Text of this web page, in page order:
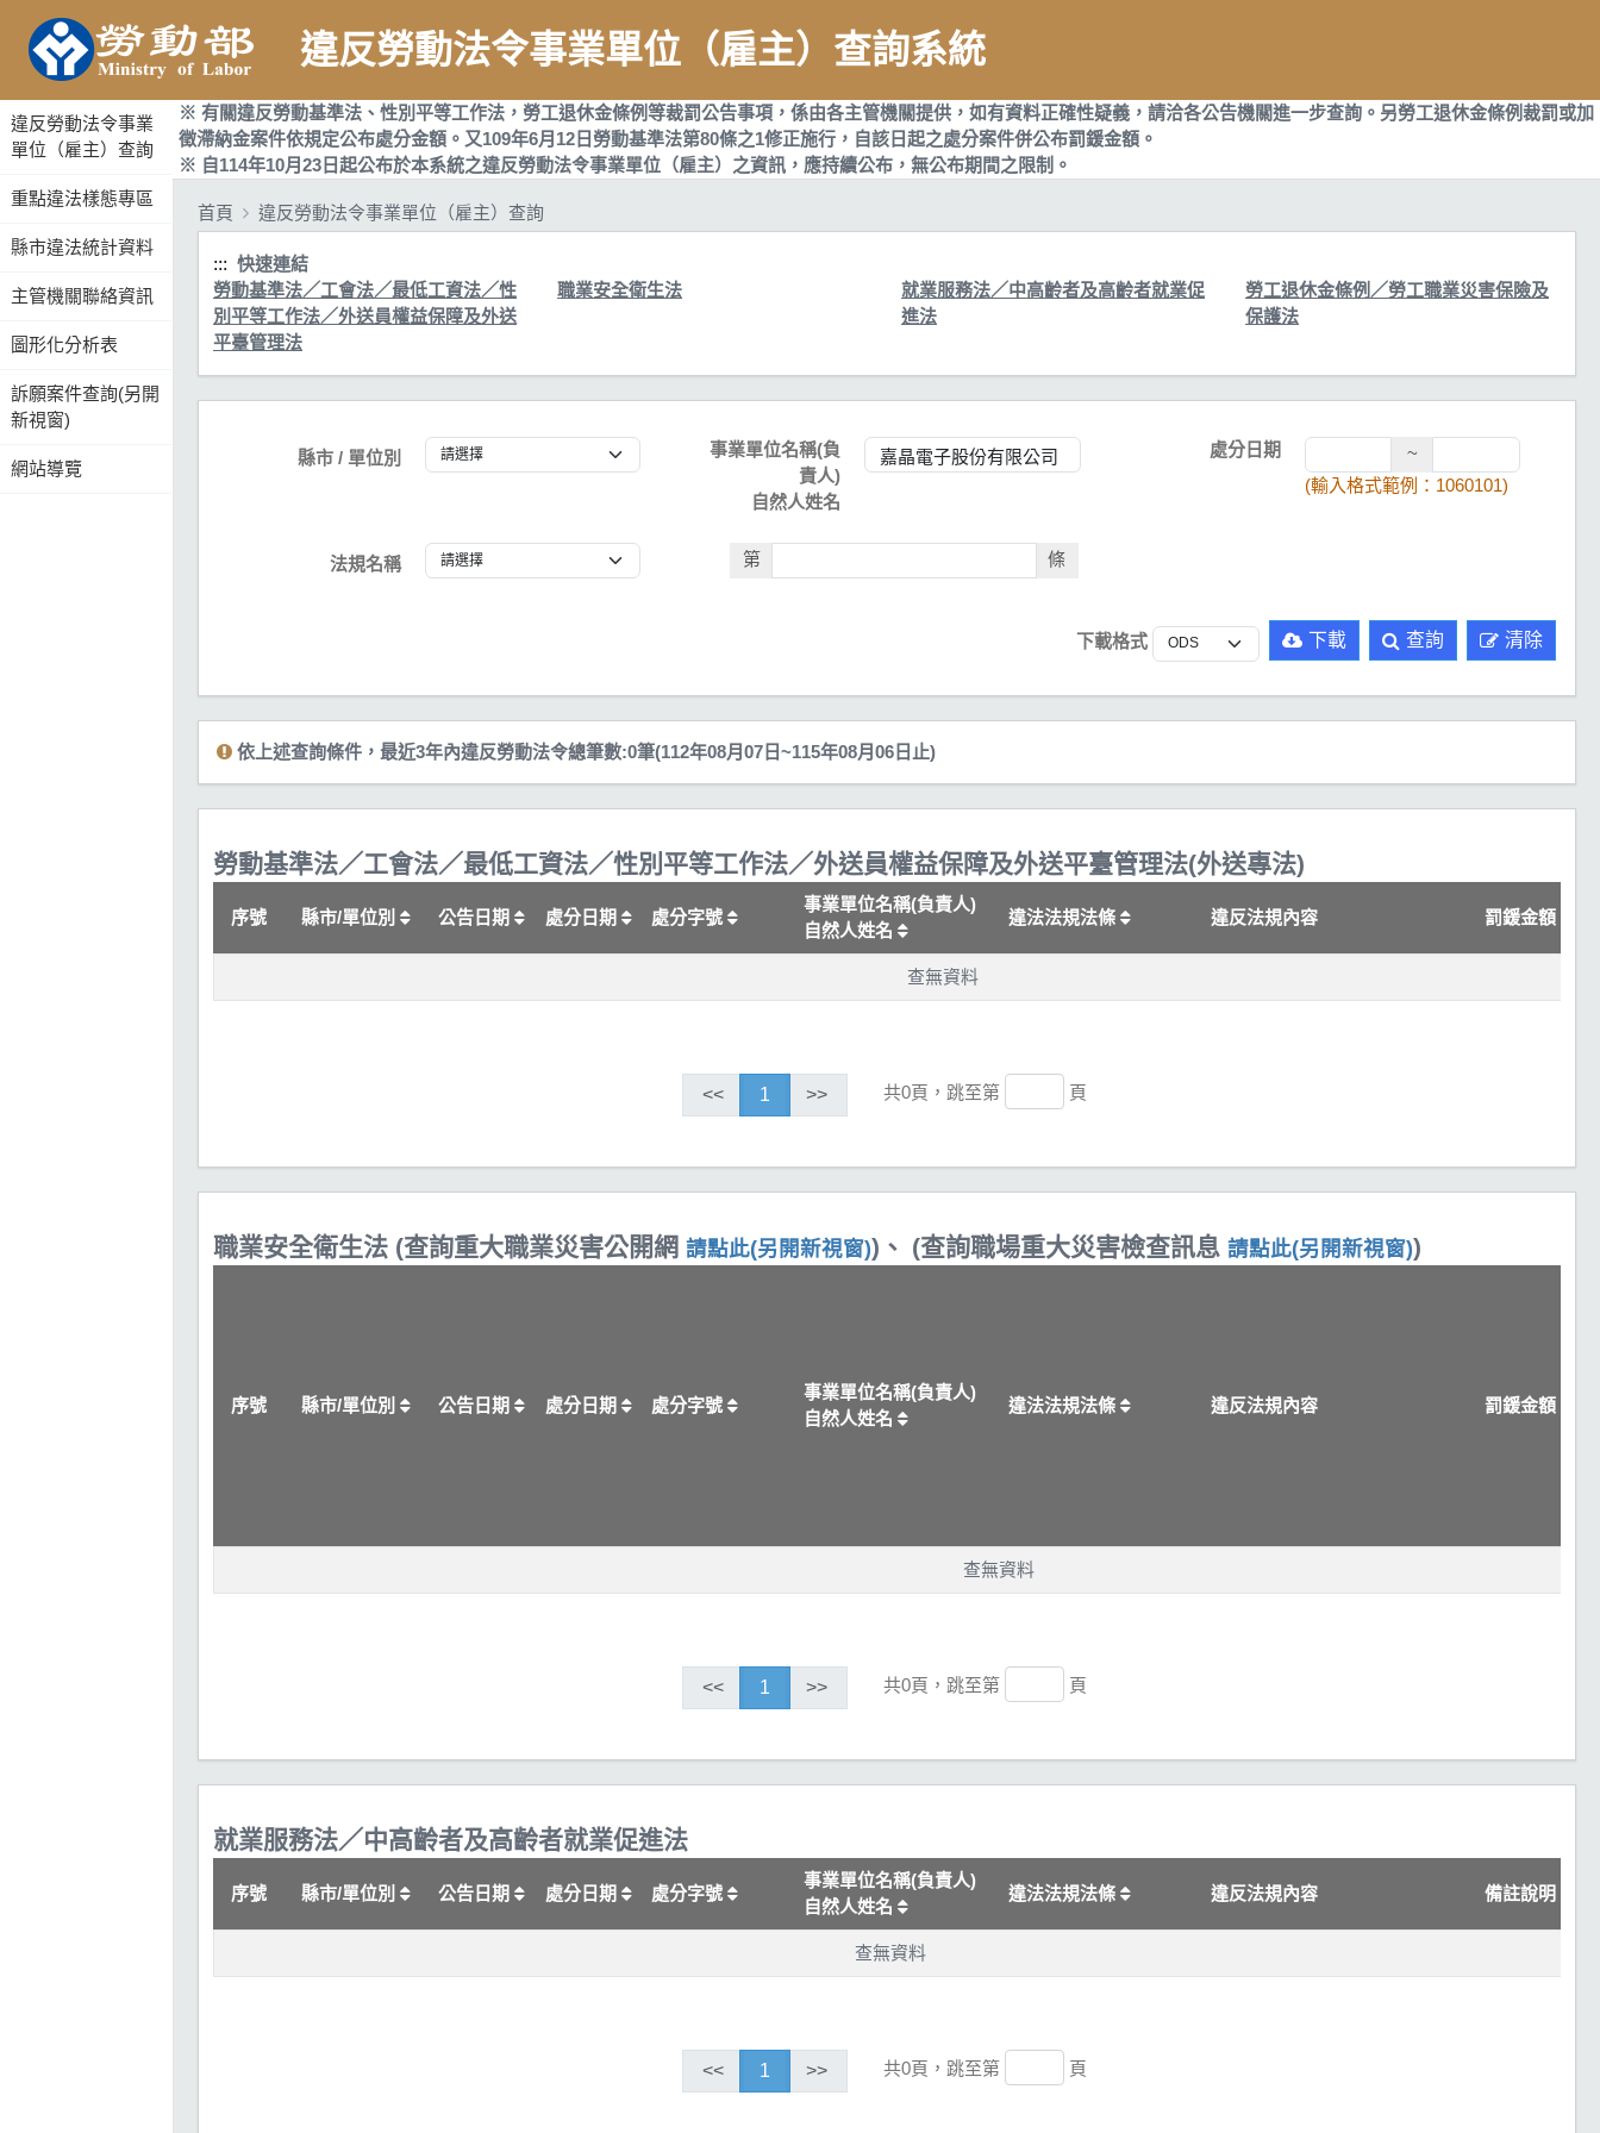
違反勞動法令事業單位（雇主）查詢系統
違反勞動法令事業
單位（雇主）查詢
重點違法樣態專區
縣市違法統計資料
主管機關聯絡資訊
圖形化分析表
訴願案件查詢(另開
新視窗)
網站導覽
※ 有關違反勞動基準法、性別平等工作法，勞工退休金條例等裁罰公告事項，係由各主管機關提供，如有資料正確性疑義，請洽各公告機關進一步查詢。另勞工退休金條例裁罰或加
徵滯納金案件依規定公布處分金額。又109年6月12日勞動基準法第80條之1修正施行，自該日起之處分案件併公布罰鍰金額。
※ 自114年10月23日起公布於本系統之違反勞動法令事業單位（雇主）之資訊，應持續公布，無公布期間之限制。
首頁 違反勞動法令事業單位（雇主）查詢
::: 快速連結
勞動基準法／工會法／最低工資法／性
別平等工作法／外送員權益保障及外送
平臺管理法
職業安全衛生法
就業服務法／中高齡者及高齡者就業促
進法
勞工退休金條例／勞工職業災害保險及
保護法
縣市 / 單位別
事業單位名稱(負
責人)
自然人姓名
處分日期
~
(輸入格式範例：1060101)
法規名稱 第 條
下載格式 下載 查詢 清除
依上述查詢條件，最近3年內違反勞動法令總筆數:0筆(112年08月07日~115年08月06日止)
勞動基準法／工會法／最低工資法／性別平等工作法／外送員權益保障及外送平臺管理法(外送專法)
序號 縣市/單位別 公告日期 處分日期 處分字號
事業單位名稱(負責人)
自然人姓名
違法法規法條 違反法規內容 罰鍰金額
查無資料
<< 1 >> 共0頁，跳至第 頁
職業安全衛生法 (查詢重大職業災害公開網 請點此(另開新視窗))、 (查詢職場重大災害檢查訊息 請點此(另開新視窗))
序號 縣市/單位別 公告日期 處分日期 處分字號
事業單位名稱(負責人)
自然人姓名
違法法規法條 違反法規內容 罰鍰金額
查無資料
<< 1 >> 共0頁，跳至第 頁
就業服務法／中高齡者及高齡者就業促進法
序號 縣市/單位別 公告日期 處分日期 處分字號
事業單位名稱(負責人)
自然人姓名
違法法規法條 違反法規內容 備註說明
查無資料
<< 1 >> 共0頁，跳至第 頁